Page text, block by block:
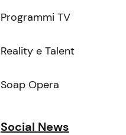
Programmi TV
Reality e Talent
Soap Opera
Social News